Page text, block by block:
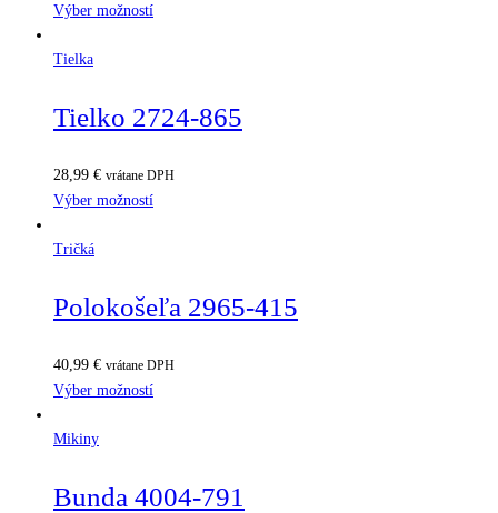
Výber možností
Tielka
Tielko 2724-865
28,99 € vrátane DPH
Výber možností
Tričká
Polokošeľa 2965-415
40,99 € vrátane DPH
Výber možností
Mikiny
Bunda 4004-791